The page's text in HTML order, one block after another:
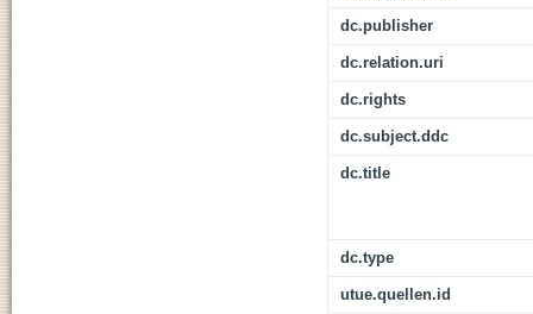
dc.publisher
dc.relation.uri
dc.rights
dc.subject.ddc
dc.title
dc.type
utue.quellen.id